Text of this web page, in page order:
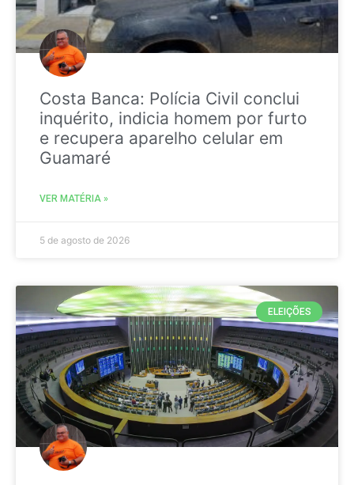
Costa Banca: Polícia Civil conclui
inquérito, indicia homem por furto
e recupera aparelho celular em
Guamaré
VER MATÉRIA »
5 de agosto de 2026
ELEIÇÕES